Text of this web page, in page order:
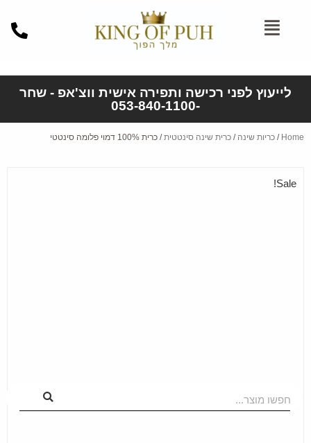
חפשו מוצר...
לייעוץ לפני רכישה ותפירה אישית ווצ'אפ - שחר
-053-840-1100
Home
/ כריות שינה / כרית שינה סינטטית/ כרית 100% דמוי פלומה סינטטי
Sale!